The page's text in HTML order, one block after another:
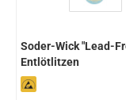
Soder-Wick "Lead-
Entlötlitzen